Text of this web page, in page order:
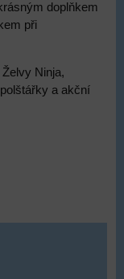
doplňkem
při
Ninja,
a akční